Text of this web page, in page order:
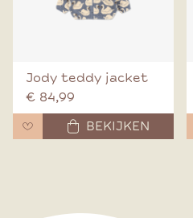
Jody teddy jacket
€ 84,99
BEKIJKEN